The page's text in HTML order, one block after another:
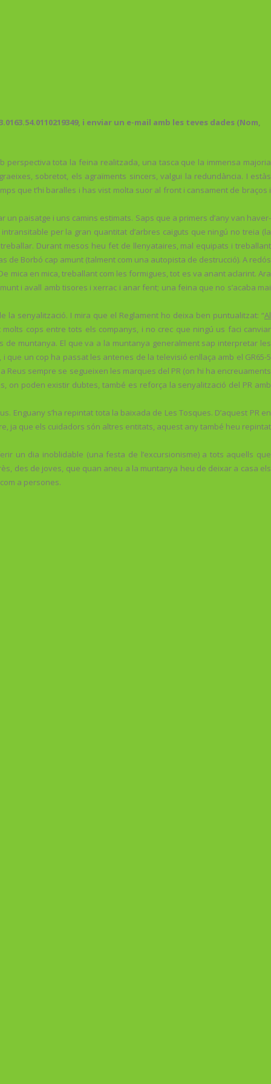
i enviar un e-mail amb les teves dades (Nom,
perspectiva tota la feina realitzada, una tasca que la immensa majoria
sobretot, els agraïments sincers, valgui la redundància. I estàs
que t’hi baralles i has vist molta suor al front i cansament de braços i
paisatge i uns camins estimats. Saps que a primers d’any van haver-
per la gran quantitat d’arbres caiguts que ningú no treia (la
Durant mesos heu fet de llenyataires, mal equipats i treballant
Borbó cap amunt (talment com una autopista de destrucció). A redós
mica en mica, treballant com les formigues, tot es va anant aclarint. Ara
i avall amb tisores i xerrac i anar fent; una feina que no s’acaba mai
senyalització. I mira que el Reglament ho deixa ben puntualitzat: “Al
cops entre tots els companys, i no crec que ningú us faci canviar
de muntanya. El que va a la muntanya generalment sap interpretar les
que un cop ha passat les antenes de la televisió enllaça amb el GR65-5
sempre se segueixen les marques del PR (on hi ha encreuaments
on poden existir dubtes, també es reforça la senyalització del PR amb
Enguany s’ha repintat tota la baixada de Les Tosques. D’aquest PR en
ja que els cuidadors són altres entitats, aquest any també heu repintat
un dia inoblidable (una festa de l’excursionisme) a tots aquells que
des de joves, que quan aneu a la muntanya heu de deixar a casa els
a persones.